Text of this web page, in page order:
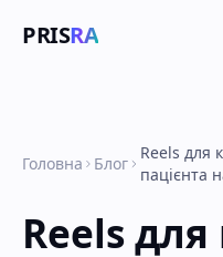
PRISRA
Головна Блог
Reels для
пацієнта
Reels для